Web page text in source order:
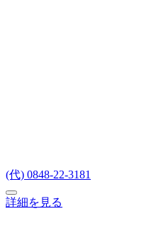
(代) 0848-22-3181
詳細を見る